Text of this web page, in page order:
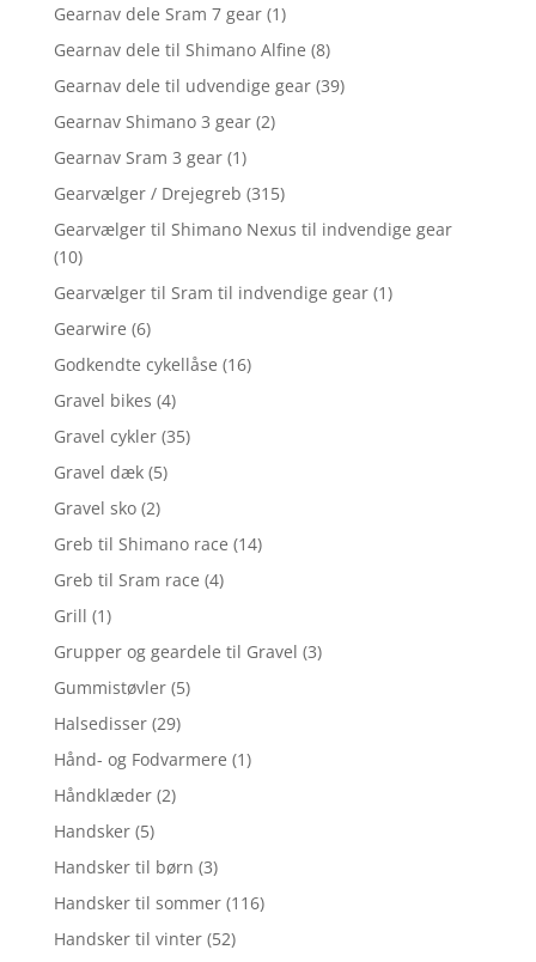
Gearnav dele Sram 7 gear (1)
Gearnav dele til Shimano Alfine (8)
Gearnav dele til udvendige gear (39)
Gearnav Shimano 3 gear (2)
Gearnav Sram 3 gear (1)
Gearvælger / Drejegreb (315)
Gearvælger til Shimano Nexus til indvendige gear
(10)
Gearvælger til Sram til indvendige gear (1)
Gearwire (6)
Godkendte cykellåse (16)
Gravel bikes (4)
Gravel cykler (35)
Gravel dæk (5)
Gravel sko (2)
Greb til Shimano race (14)
Greb til Sram race (4)
Grill (1)
Grupper og geardele til Gravel (3)
Gummistøvler (5)
Halsedisser (29)
Hånd- og Fodvarmere (1)
Håndklæder (2)
Handsker (5)
Handsker til børn (3)
Handsker til sommer (116)
Handsker til vinter (52)